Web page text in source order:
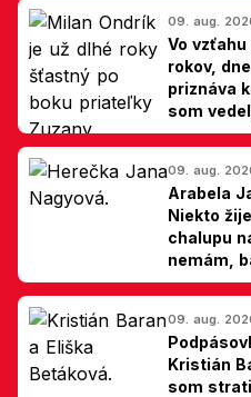
09. aug.
Vo
rokov,
priznáva
som
hovorí
09. aug.
Arabela
Niekto
chalupu
nemám,
Slovákom
09. aug.
Kristián
som